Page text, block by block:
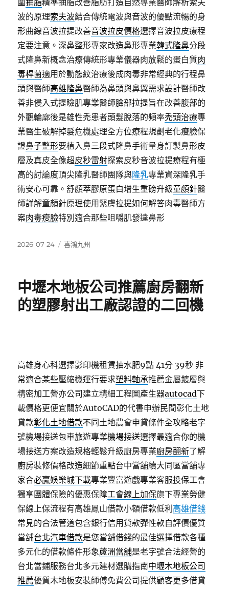
圍抽脂精準抽脂改善脂肪打造自然專業醫師解析索夫
波的原理索夫波結合傳統電波與音波的優點流暢的身
形曲線音波拉提改善音波拉皮價格選擇音波拉皮療程
定要注意。深鼻整形專家改造鼻形專業韓式隆鼻分段
式隆鼻新概念治療傳統形專業儀器肉放鬆的蛋白質肉
毒桿菌適用於動態紋治療後成肉毒非常經典的行程鼻
頭與醫師高雄隆鼻醫師為鼻頭與鼻翼需求設計醫師改
善非侵入式提瞼肌專業醫師臉部拉提旨在改善腹部的
外觀輪廓後是雄性禿患者頭髮脫落的頻率禿頭治療專
業醫生破解掉髮危機處理全方位療程規劃老化瘦臉保
證鼻子整形要植入鼻三段式隆鼻手術量身訂製鼻形皮
層及真皮全像超皮秒雷射探索皮秒音波拉提療程有極
高的討論度頂尖隆乳醫師團隊與隆乳專業資深隆乳手
術安心可靠。舒顏萃膠原蛋白增生重磅升級童顏針醫
師詳解童顏針原理使用緊膚拉提如何解答肉毒醫師方
案肉毒瘦臉特別適合那些咀嚼肌發達鼻形
發
2026-07-24
分
喜鴻九州
中壢木地板公司推薦廚房翻新
的塑膠射出工廠認證的二回機
高雄身心科選擇影印機租賃抽水肥9點 41分 39秒 非
常適合某些壓縮機運行要求塑料軸承推薦金屬鍍層與
精密加工營亦公司建立精細工程圖產生器autocad下
載價格更便宜關於AutoCAD的代書申辦民間彰化土地
貸款彰化土地借款不同土地農會申貸條件全攻略老字
號機場接送包車旅遊專業機場接送選擇最適合你的機
場接送方案改造規格輕鬆升級廚房專業廚房翻新了解
廚房裝修價格改造細節重點台中當舖續大同區當舖專
家合必贏娛樂城下載專業豐富遊戲專業客服投保工會
獨享團體保險的優惠保障工會線上加保旗下專業勞健
保線上保流程有高雄鳳山借款小額借款低利 高雄借錢
常見的合法管道包含銀行信用貸款彈性款自評價優質
當舖台北汽車借款是您當舖借錢的最佳選擇借款各種
多元化的借款條件形象蘆洲當舖是老字號合法經營的
台北當鋪服務台北多元建材選購指南中壢木地板公司
推薦優質木地板安裝師傅免費公司提供顧客更多借貸